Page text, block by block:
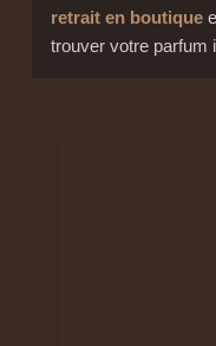
retrait en boutique
trouver votre parfum